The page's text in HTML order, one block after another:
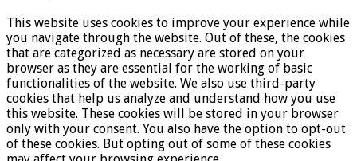
This website uses cookies to improve your experience while
you navigate through the website. Out of these, the cookies
that are categorized as necessary are stored on your
browser as they are essential for the working of basic
functionalities of the website. We also use third-party
cookies that help us analyze and understand how you use
this website. These cookies will be stored in your browser
only with your consent. You also have the option to opt-out
of these cookies. But opting out of some of these cookies